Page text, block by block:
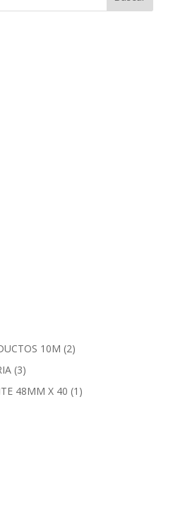
10M (2)
(3)
48MM X 40 (1)